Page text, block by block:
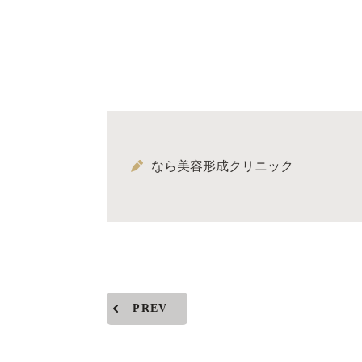
なら美容形成クリニック
PREV